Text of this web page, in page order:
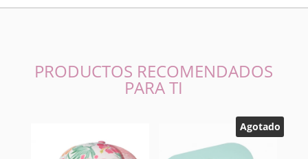
PRODUCTOS RECOMENDADOS
PARA TI
Agotado